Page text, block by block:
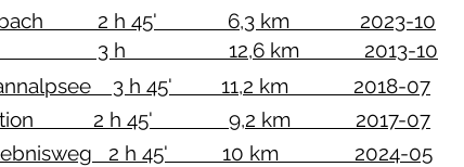
OW 3 h 12,6 km 2013-10
- Tannalpsee 3 h 45' 11,2 km 2018-07
Talstation 2 h 45' 9,2 km 2017-07
2 h 45' 6,3 km 2023-10
Erlebnisweg 2 h 45' 10 km 2024-05